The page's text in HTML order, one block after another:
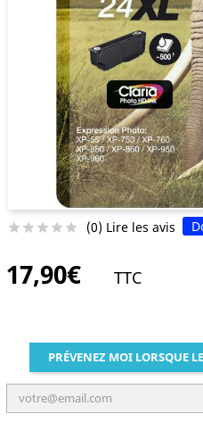
     (0) Lire les avis
17,90€ TTC
PRÉVENEZ MOI LORSQUE